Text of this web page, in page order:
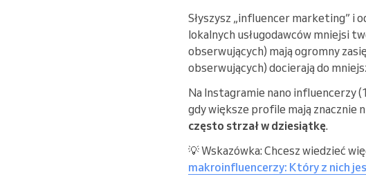
Słyszysz „influencer marketing” i
lokalnych usługodawców mniejsi
obserwujących) mają ogromny
obserwujących) docierają do
Na Instagramie nano influencerzy
gdy większe profile mają znacznie
często strzał w dziesiątkę.
💡 Wskazówka: Chcesz wiedzieć
makroinfluencerzy: Który z nich